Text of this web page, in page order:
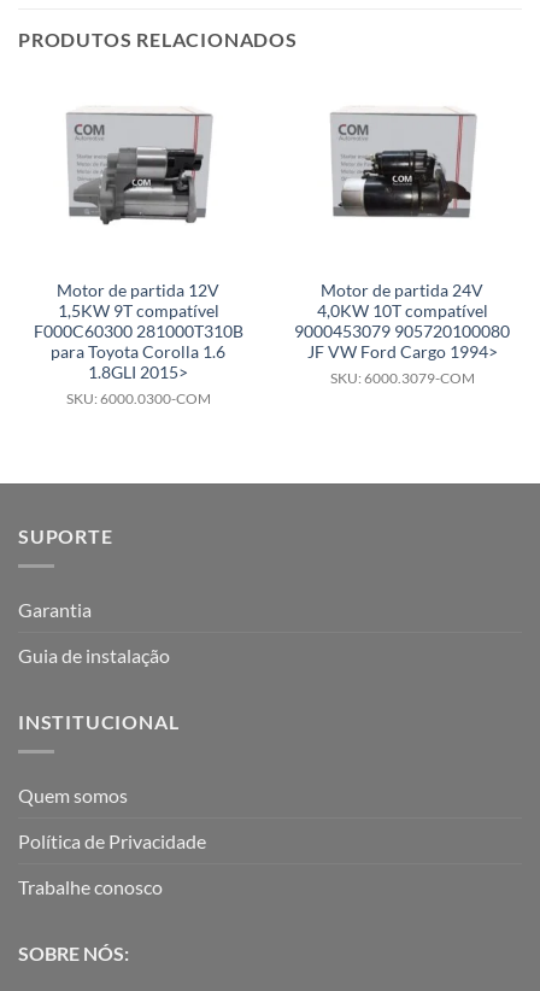
PRODUTOS RELACIONADOS
Motor de partida 12V
1,5KW 9T compatível
F000C60300 281000T310B
para Toyota Corolla 1.6
1.8GLI 2015>
SKU: 6000.0300-COM
Motor de partida 24V
4,0KW 10T compatível
9000453079 905720100080
JF VW Ford Cargo 1994>
SKU: 6000.3079-COM
SUPORTE
Garantia
Guia de instalação
INSTITUCIONAL
Quem somos
Política de Privacidade
Trabalhe conosco
SOBRE NÓS: